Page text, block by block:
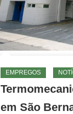
EMPREGOS
em São